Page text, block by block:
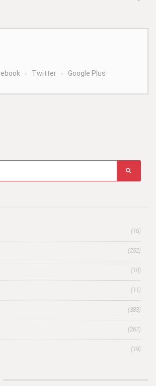
Twitter Google Plus
(16)
(252)
(18)
(11)
(383)
(267)
(19)